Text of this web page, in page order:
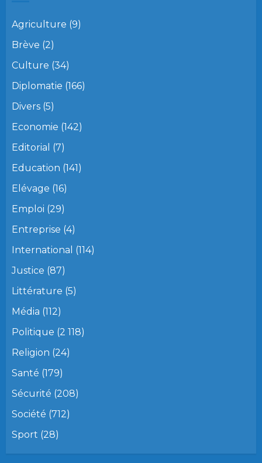
Agriculture (9)
Brève (2)
Culture (34)
Diplomatie (166)
Divers (5)
Economie (142)
Editorial (7)
Education (141)
Elévage (16)
Emploi (29)
Entreprise (4)
International (114)
Justice (87)
Littérature (5)
Média (112)
Politique (2 118)
Religion (24)
Santé (179)
Sécurité (208)
Société (712)
Sport (28)